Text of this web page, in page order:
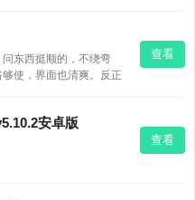
东西挺顺的，不绕弯
使，界面也清爽。反正
查看
安卓版
查看